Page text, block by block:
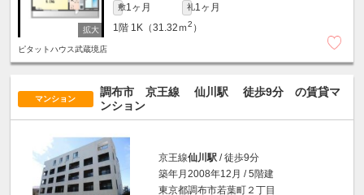
敷1ヶ月 礼1ヶ月
1階 1K（31.32ｍ2 ）
ピタットハウス武蔵境店
マンション
調布市 京王線 仙川駅 徒歩9分 の賃貸マ
ンション
京王線仙川駅 / 徒歩9分
築年月2008年12月 / 5階建
東京都調布市若葉町２丁目